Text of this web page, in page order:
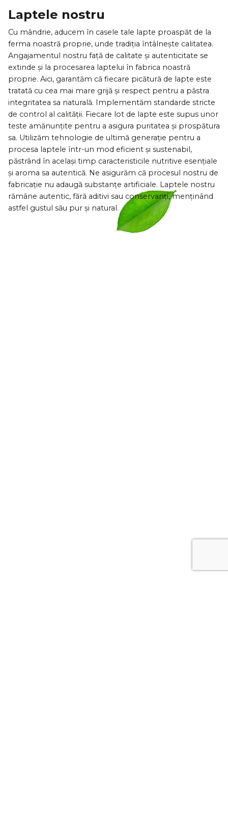
Laptele nostru
Cu mândrie, aducem în casele tale lapte proaspăt de la
ferma noastră proprie, unde tradiția întâlnește calitatea.
Angajamentul nostru față de calitate și autenticitate se
extinde și la procesarea laptelui în fabrica noastră
proprie. Aici, garantăm că fiecare picătură de lapte este
tratată cu cea mai mare grijă și respect pentru a păstra
integritatea sa naturală. Implementăm standarde stricte
de control al calității. Fiecare lot de lapte este supus unor
teste amănunțite pentru a asigura puritatea și prospătura
sa. Utilizăm tehnologie de ultimă generație pentru a
procesa laptele într-un mod eficient și sustenabil,
păstrând în același timp caracteristicile nutritive esențiale
și aroma sa autentică. Ne asigurăm că procesul nostru de
fabricație nu adaugă substanțe artificiale. Laptele nostru
rămâne autentic, fără aditivi sau conservanți, menținând
astfel gustul său pur și natural.